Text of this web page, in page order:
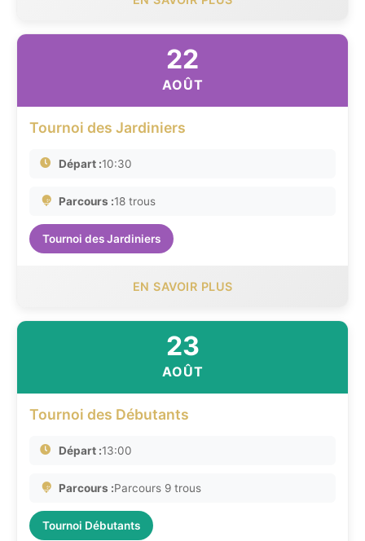
22
AOÛT
Tournoi des Jardiniers
Départ :10:30
Parcours :18 trous
Tournoi des Jardiniers
EN SAVOIR PLUS
23
AOÛT
Tournoi des Débutants
Départ :13:00
Parcours :Parcours 9 trous
Tournoi Débutants